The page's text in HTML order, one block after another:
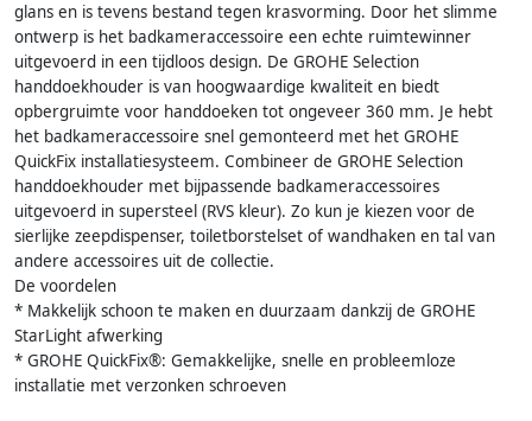
glans en is tevens bestand tegen krasvorming. Door het slimme
ontwerp is het badkameraccessoire een echte ruimtewinner
uitgevoerd in een tijdloos design. De GROHE Selection
handdoekhouder is van hoogwaardige kwaliteit en biedt
opbergruimte voor handdoeken tot ongeveer 360 mm. Je hebt
het badkameraccessoire snel gemonteerd met het GROHE
QuickFix installatiesysteem. Combineer de GROHE Selection
handdoekhouder met bijpassende badkameraccessoires
uitgevoerd in supersteel (RVS kleur). Zo kun je kiezen voor de
sierlijke zeepdispenser, toiletborstelset of wandhaken en tal van
andere accessoires uit de collectie.
De voordelen
* Makkelijk schoon te maken en duurzaam dankzij de GROHE
StarLight afwerking
* GROHE QuickFix®: Gemakkelijke, snelle en probleemloze
installatie met verzonken schroeven